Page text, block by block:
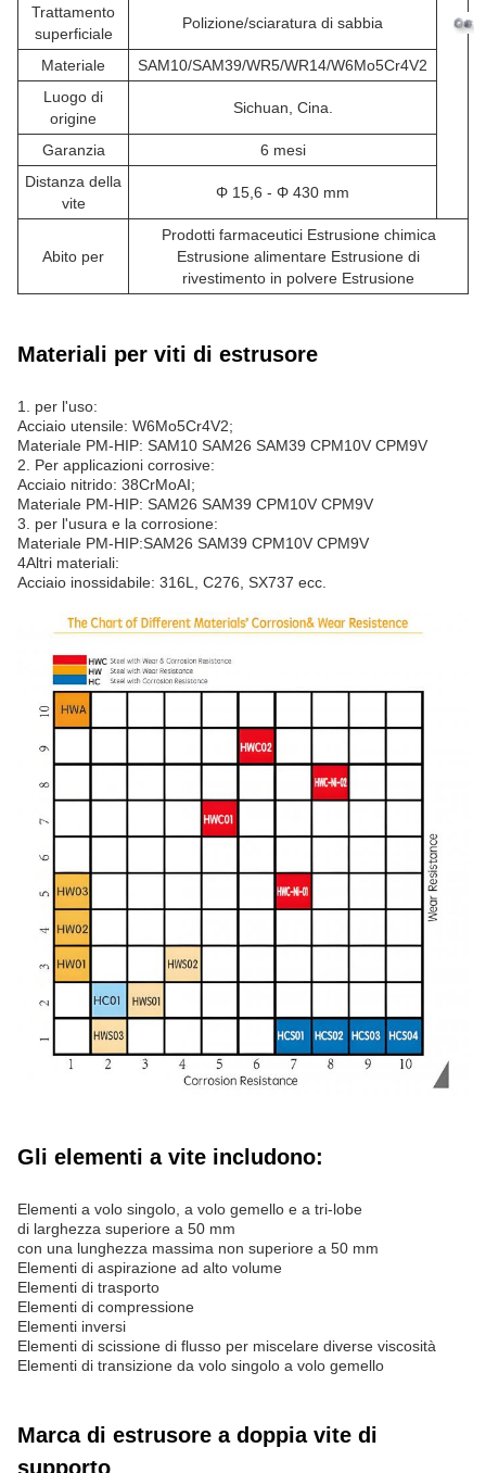
Trattamento
superficiale
Polizione/sciaratura di sabbia
Materiale
SAM10/SAM39/WR5/WR14/W6Mo5Cr4V2
Luogo di
origine
Sichuan, Cina.
Garanzia
6 mesi
Distanza della
vite
Φ 15,6 - Φ 430 mm
Abito per
Prodotti farmaceutici Estrusione chimica
Estrusione alimentare Estrusione di
rivestimento in polvere Estrusione
Materiali per viti di estrusore
1. per l'uso:
Acciaio utensile: W6Mo5Cr4V2;
Materiale PM-HIP: SAM10 SAM26 SAM39 CPM10V CPM9V
2. Per applicazioni corrosive:
Acciaio nitrido: 38CrMoAI;
Materiale PM-HIP: SAM26 SAM39 CPM10V CPM9V
3. per l'usura e la corrosione:
Materiale PM-HIP:SAM26 SAM39 CPM10V CPM9V
4Altri materiali:
Acciaio inossidabile: 316L, C276, SX737 ecc.
Gli elementi a vite includono:
Elementi a volo singolo, a volo gemello e a tri-lobe
di larghezza superiore a 50 mm
con una lunghezza massima non superiore a 50 mm
Elementi di aspirazione ad alto volume
Elementi di trasporto
Elementi di compressione
Elementi inversi
Elementi di scissione di flusso per miscelare diverse viscosità
Elementi di transizione da volo singolo a volo gemello
Marca di estrusore a doppia vite di
supporto